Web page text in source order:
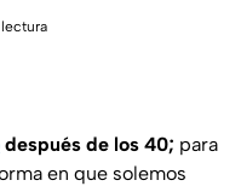
después de los 40; para
en que solemos